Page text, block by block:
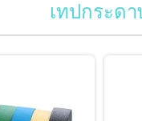
เทปกระด